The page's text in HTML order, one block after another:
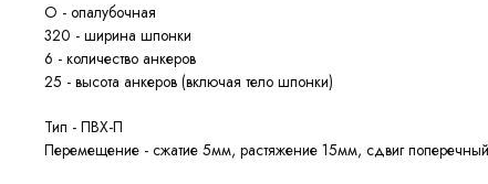
О - опалубочная
320 - ширина шпонки
6 - количество анкеров
25 - высота анкеров (включая тело шпонки)
Тип - ПВХ-П
Перемещение - сжатие 5мм, растяжение 15мм, сдвиг